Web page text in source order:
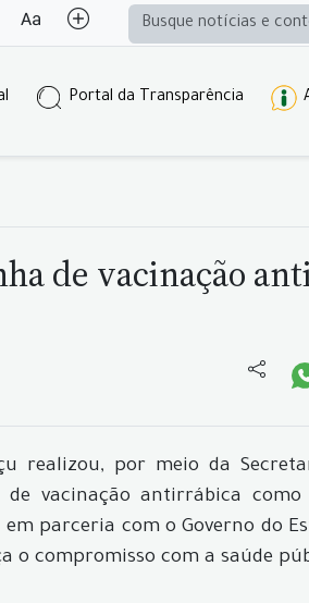
Portal da Transparência
de vacinação
realizou, por meio da
vacinação antirrábica como
parceria com o Governo do
compromisso com a saúde